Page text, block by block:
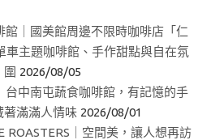
館｜國美館周邊不限時咖啡店「仁
主題咖啡館、手作甜點與自在氛
圍 2026/08/05
台中南屯蔬食咖啡館，有記憶的手
著滿滿人情味 2026/08/01
ROASTERS｜空間美，讓人想再訪